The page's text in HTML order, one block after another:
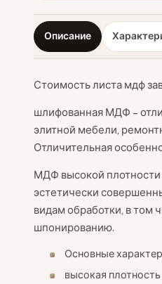
Описание
Стоимость листа мдф
шлифованная МДФ –
элитной мебели,
Отличительная
МДФ высокой плотности
эстетически
видам обработки, в том
шпонированию.
Основные
высокая